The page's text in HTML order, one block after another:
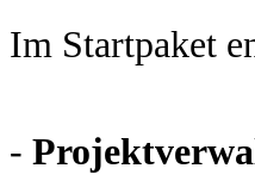
Im Startpaket
-